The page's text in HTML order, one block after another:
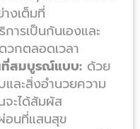
งเต็มที่
ารเป็นกันเองและ
วกตลอดเวลา
สมบูรณ์แบบ:ด้วย
ละสิ่งอำนวยความ
ะได้สัมผัส
อนที่แสนสุข